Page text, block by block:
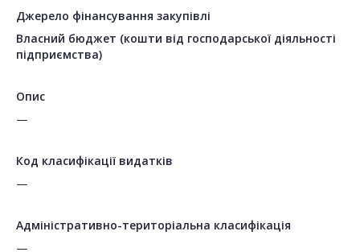
Джерело фінансування закупівлі
Власний бюджет (кошти від господарської діяльності
підприємства)
Опис
—
Код класифікації видатків
—
Адміністративно-територіальна класифікація
—